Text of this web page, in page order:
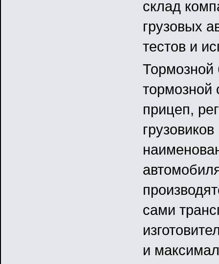
склад
грузовых
тестов и
Тормозной
тормозной
прицеп,
сами
и